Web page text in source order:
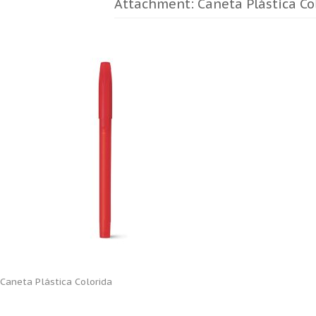
Attachment: Caneta Plástica
Caneta Plástica Colorida